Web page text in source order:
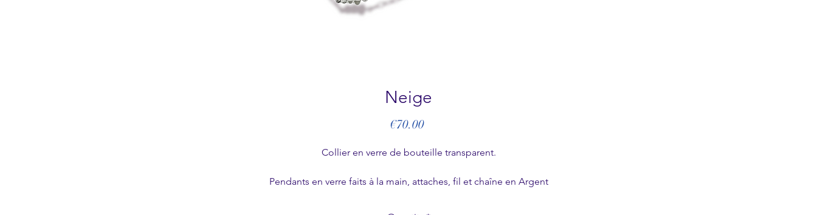
Neige
€70.00Price
Collier en verre de bouteille transparent.
Pendants en verre faits à la main, attaches, fil et chaîne en Argent